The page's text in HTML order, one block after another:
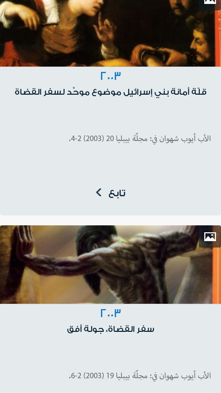
2003
قلّة أمانة بني إسرائيل موضوع موحِّد لسفر القضاة
الأب أيوب شهوان في: مجلّة بيبليا 20 (2003) 2-4.
تابع
2003
سفر القضاة، جولة أفق
الأب أيوب شهوان في: مجلّة بيبليا 19 (2003) 2-6.